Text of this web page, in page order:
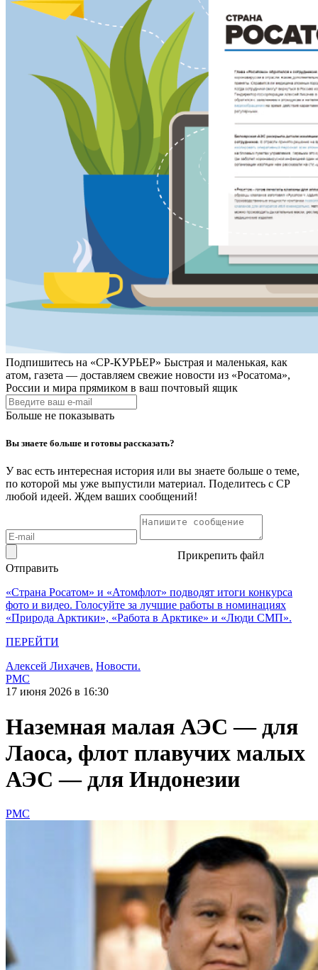
Подпишитесь на «СР-КУРЬЕР» Быстрая и маленькая, как
атом, газета — доставляем свежие новости из «Росатома»,
России и мира прямиком в ваш почтовый ящик
Больше не показывать
Вы знаете больше и готовы рассказать?
У вас есть интересная история или вы знаете больше о теме,
по которой мы уже выпустили материал. Поделитесь с СР
любой идеей. Ждем ваших сообщений!
Прикрепить файл
Отправить
«Страна Росатом» и «Атомфлот» подводят итоги конкурса
фото и видео. Голосуйте за лучшие работы в номинациях
«Природа Арктики», «Работа в Арктике» и «Люди СМП».
ПЕРЕЙТИ
Алексей Лихачев. Новости.
РМС
17 июня 2026 в 16:30
Наземная малая АЭС — для
Лаоса, флот плавучих малых
АЭС — для Индонезии
РМС